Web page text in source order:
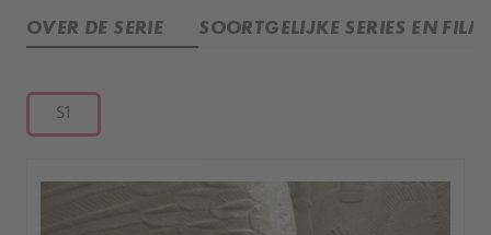
OVER DE SERIE SOORTGELIJKE SERIES EN
S1